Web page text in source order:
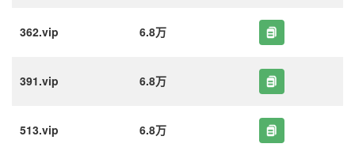
362.vip 6.8万
391.vip 6.8万
513.vip 6.8万